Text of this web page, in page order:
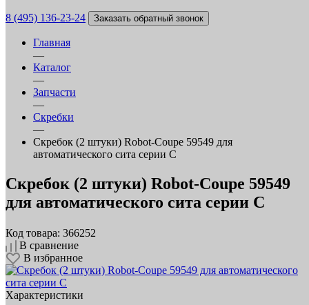
8 (495) 136-23-24 Заказать обратный звонок
Главная
—
Каталог
—
Запчасти
—
Скребки
—
Скребок (2 штуки) Robot-Coupe 59549 для
автоматического сита серии C
Скребок (2 штуки) Robot-Coupe 59549
для автоматического сита серии C
Код товара: 366252
В сравнение
В избранное
Характеристики